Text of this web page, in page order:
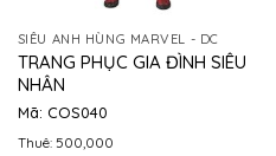
SIÊU ANH HÙNG MARVEL - DC
TRANG PHỤC GIA ĐÌNH SIÊU
NHÂN
Mã: COS040
Thuê: 500,000